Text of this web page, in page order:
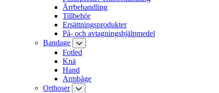
Ärrbehandling
Tillbehör
Ersättningsprodukter
På- och avtagningshjälpmedel
Bandage
Fotled
Knä
Hand
Armbåge
Orthoser